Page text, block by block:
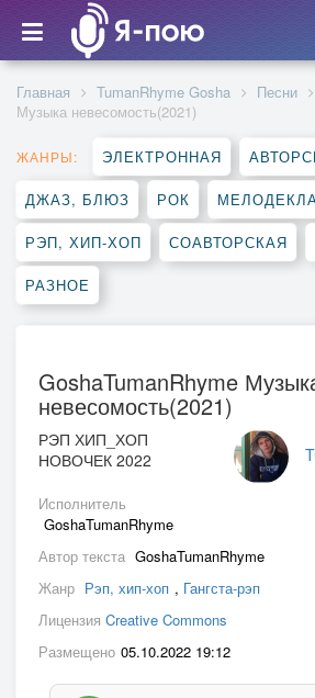
Главная TumanRhyme Gosha Песни
Музыка невесомость(2021)
ЖАНРЫ: ЭЛЕКТРОННАЯ
ДЖАЗ, БЛЮЗ РОК
РЭП, ХИП-ХОП СОАВТОРСКАЯ
РАЗНОЕ
GoshaTumanRhyme
невесомость(2021)
РЭП ХИП_ХОП
НОВОЧЕК 2022
Исполнитель
GoshaTumanRhyme
Автор текста GoshaTumanRhyme
Жанр Рэп, хип-хоп , Гангста-рэп
Лицензия Creative Commons
Размещено 05.10.2022 19:12